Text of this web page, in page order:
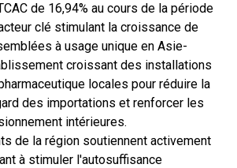
de 16,94% au cours de la période
clé stimulant la croissance de
à usage unique en Asie-
croissant des installations
locales pour réduire la
des importations et renforcer les
intérieures.
de la région soutiennent activement
à stimuler l'autosuffisance